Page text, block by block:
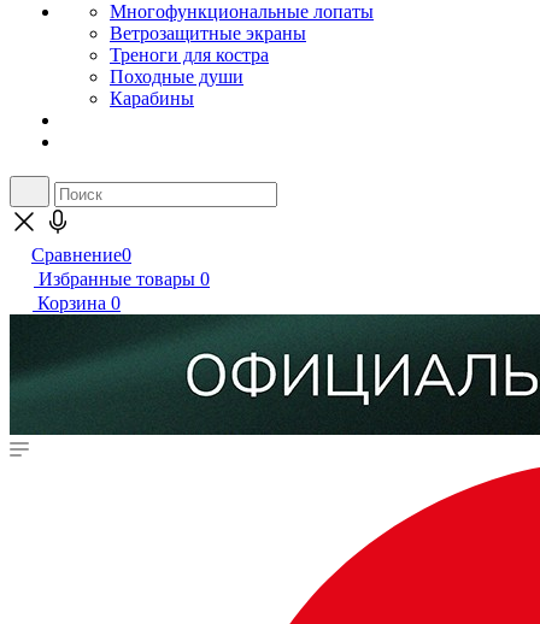
Многофункциональные лопаты
Ветрозащитные экраны
Треноги для костра
Походные души
Карабины
Сравнение0
Избранные товары 0
Корзина 0